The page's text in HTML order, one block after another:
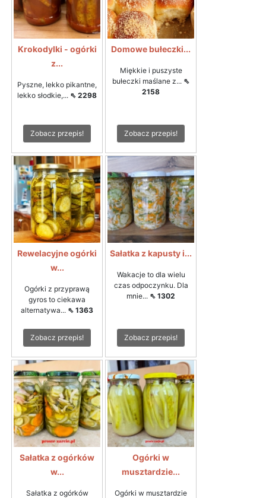
Krokodylki - ogórki
z...
Pyszne, lekko pikantne,
lekko słodkie,... ⇖ 2298
Zobacz przepis!
Domowe bułeczki...
Miękkie i puszyste
bułeczki maślane z... ⇖
2158
Zobacz przepis!
Rewelacyjne ogórki
w...
Ogórki z przyprawą
gyros to ciekawa
alternatywa... ⇖ 1363
Zobacz przepis!
Sałatka z kapusty i...
Wakacje to dla wielu
czas odpoczynku. Dla
mnie... ⇖ 1302
Zobacz przepis!
Sałatka z ogórków
w...
Sałatka z ogórków
Ogórki w
musztardzie...
Ogórki w musztardzie